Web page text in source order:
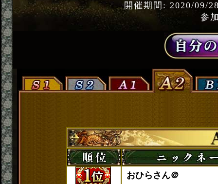
開催期間: 2020/09/
参
おひらさん＠